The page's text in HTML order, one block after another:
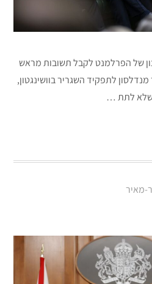
של הפרלמנט לקבל תשובות מראש
לתפקיד השגריר בוושינגטון,
שלא לתת …
מאיר